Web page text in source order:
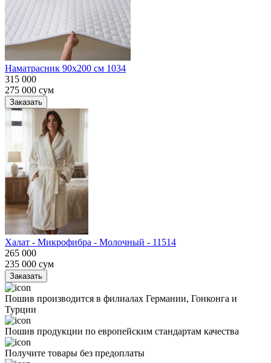
Наматрасник 90х200 см 1034
315 000
275 000 сум
Заказать
Халат - Микрофибра - Молочный - 11514
265 000
235 000 сум
Заказать
Пошив производится в филиалах Германии, Гонконга и
Турции
Пошив продукции по европейским стандартам качества
Получите товары без предоплаты